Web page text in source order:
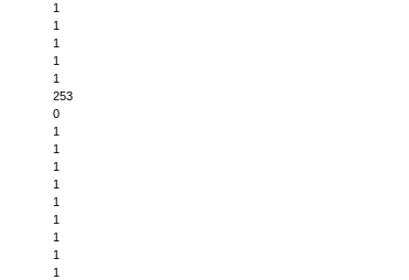
1
1
1
1
1
253
0
1
1
1
1
1
1
1
1
1